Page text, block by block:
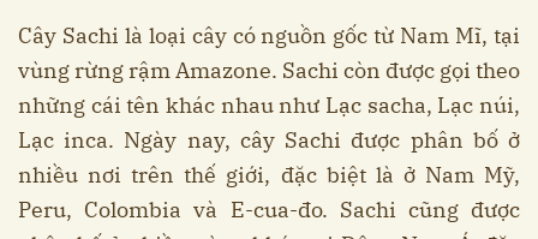
Cây Sachi là loại cây có nguồn gốc từ Nam Mĩ, tại
vùng rừng rậm Amazone. Sachi còn được gọi theo
những cái tên khác nhau như Lạc sacha, Lạc núi,
Lạc inca. Ngày nay, cây Sachi được phân bố ở
nhiều nơi trên thế giới, đặc biệt là ở Nam Mỹ,
Peru, Colombia và E-cua-đo. Sachi cũng được